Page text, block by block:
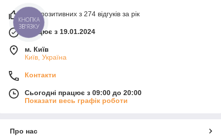
97% позитивних з 274 відгуків за рік
Працює з 19.01.2024
м. Київ
Київ, Україна
Контакти
Сьогодні працює з 09:00 до 20:00
Показати весь графік роботи
Про нас
КНОПКА
ЗВ'ЯЗКУ